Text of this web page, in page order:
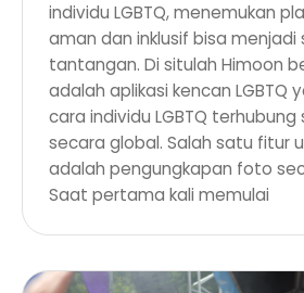
individu LGBTQ, menemukan
aman dan inklusif bisa menjadi
tantangan. Di situlah Himoon
adalah aplikasi kencan LGBTQ
cara individu LGBTQ
secara global. Salah satu fitur
adalah pengungkapan foto
Saat pertama kali memulai